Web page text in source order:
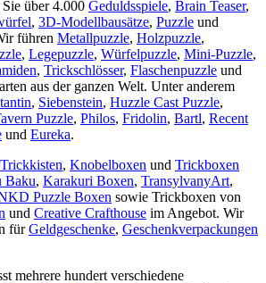
über 4.000 Geduldsspiele, Brain Teaser,
, 3D-Modellbausätze, Puzzle und
führen Metallpuzzle, Holzpuzzle,
, Legepuzzle, Würfelpuzzle, Mini-Puzzle,
, Trickschlösser, Flaschenpuzzle und
aus der ganzen Welt. Unter anderem
, Siebenstein, Huzzle Cast Puzzle,
Puzzle, Philos, Fridolin, Bartl, Recent
und Eureka.
Trickkisten, Knobelboxen und Trickboxen
Baku, Karakuri Boxen, TransylvanyArt,
Puzzle Boxen sowie Trickboxen von
und Creative Crafthouse im Angebot. Wir
fürGeldgeschenke, Geschenkverpackungen
mehrere hundert verschiedene